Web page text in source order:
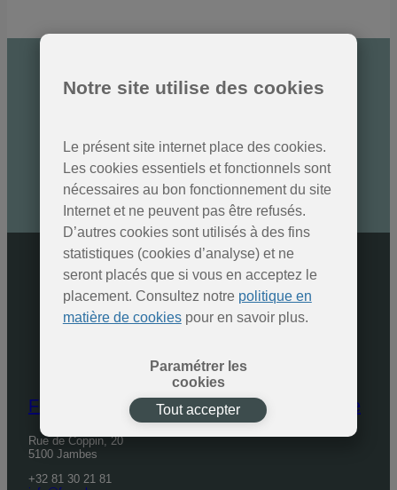
Des nouvelles des Parcs
Inscrivez-vous à la newsletter
SOUMETTRE
Fédération des Parcs naturels de Wallonie
Rue de Coppin, 20
5100 Jambes
+32 81 30 21 81
Notre site utilise des cookies
Le présent site internet place des cookies.
Les cookies essentiels et fonctionnels sont
nécessaires au bon fonctionnement du site
Internet et ne peuvent pas être refusés.
D’autres cookies sont utilisés à des fins
statistiques (cookies d’analyse) et ne
seront placés que si vous en acceptez le
placement. Consultez notre politique en
matière de cookiespour en savoir plus.
Paramétrer les
cookies
Tout accepter